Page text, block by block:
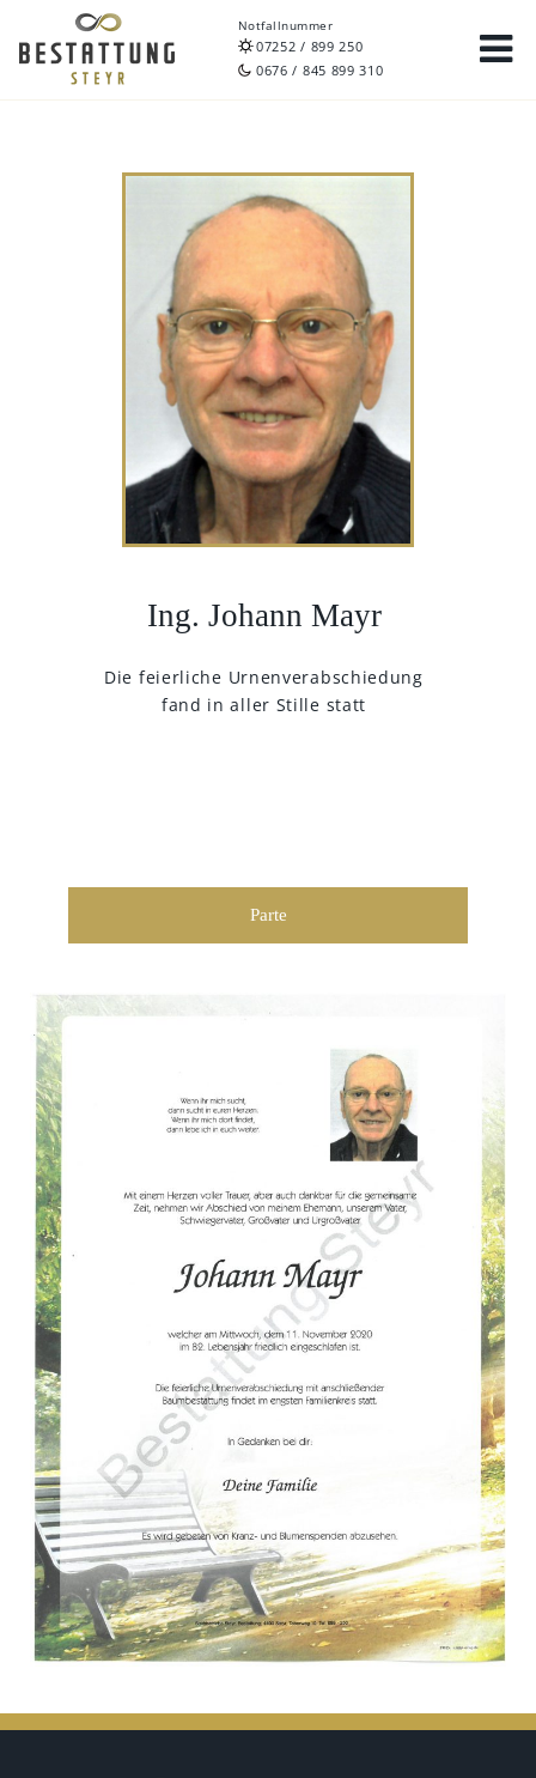
Notfallnummer
07252 / 899 250
0676 / 845 899 310
Ing. Johann Mayr
Die feierliche Urnenverabschiedung
fand in aller Stille statt
Parte